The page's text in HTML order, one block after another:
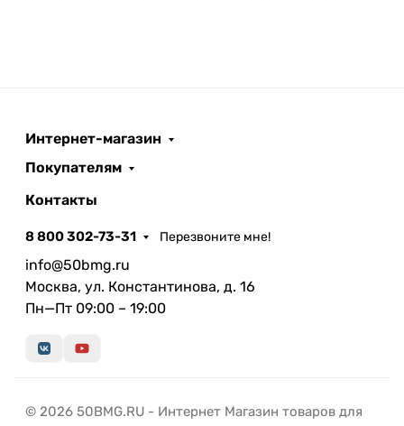
Интернет-магазин
Покупателям
Контакты
8 800 302-73-31 Перезвоните мне!
info@50bmg.ru
Москва, ул. Константинова, д. 16
Пн—Пт 09:00 – 19:00
© 2026 50BMG.RU - Интернет Магазин товаров для